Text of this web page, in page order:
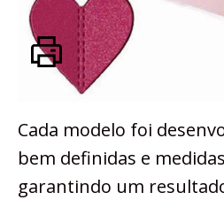
Cada modelo foi
bem definidas e
garantindo um